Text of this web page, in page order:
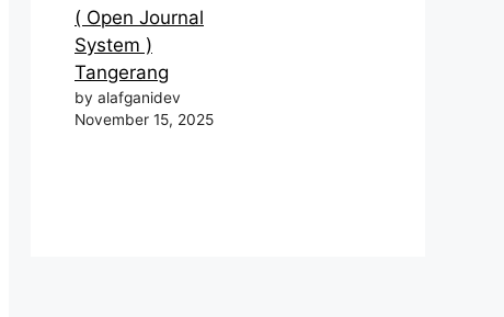
( Open Journal
System )
Tangerang
by alafganidev
November 15, 2025